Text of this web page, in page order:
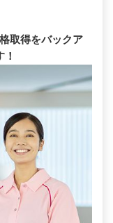
取得をバックア